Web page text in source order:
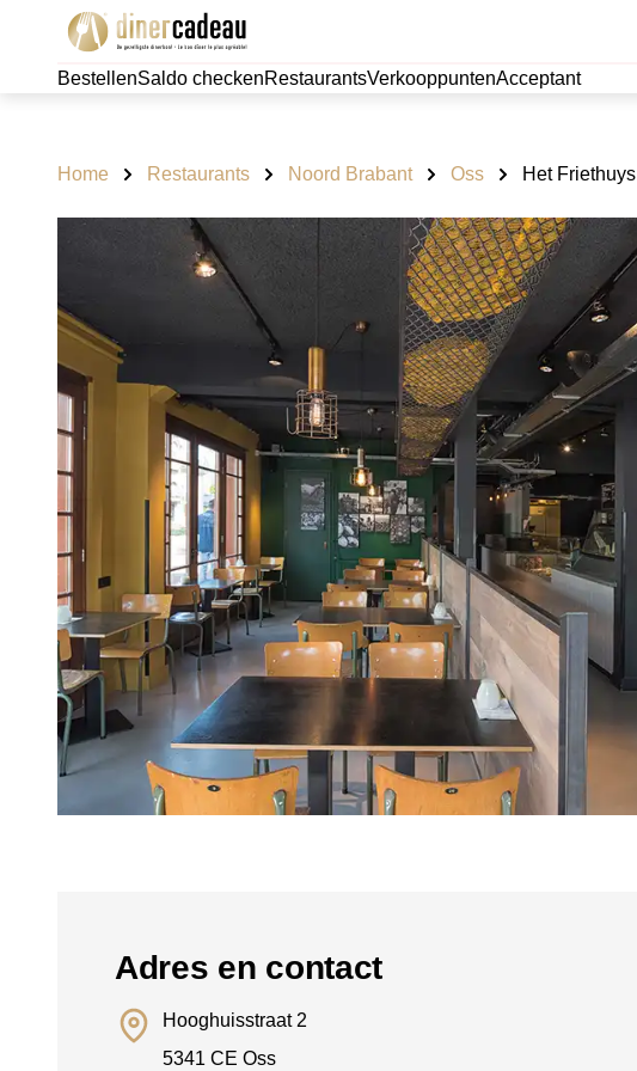
BestellenSaldo checkenRestaurantsVerkooppuntenAcceptant
Home Restaurants Noord Brabant Oss Het Friethuys
Adres en contact
Hooghuisstraat 2
5341 CE Oss